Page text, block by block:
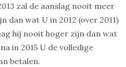
zal de aanslag nooit meer
dan wat U in 2012 (over 2011)
hij nooit hoger zijn dan wat
in 2015 U de volledige
betalen.